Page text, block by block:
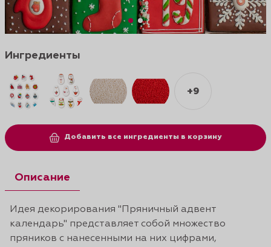
Ингредиенты
+9
Добавить все ингредиенты в корзину
Описание
Идея декорирования "Пряничный адвент
календарь" представляет собой множество
пряников с нанесенными на них цифрами,